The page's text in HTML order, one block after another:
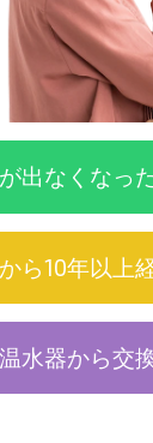
出なくなっ
ら10年以上
水器から交